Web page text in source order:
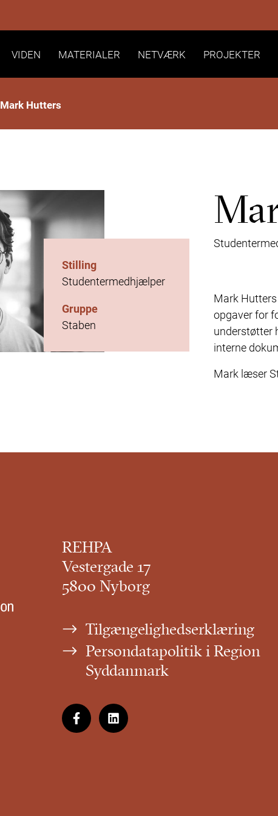
Mark Hutters
Stilling
Studentermedhjælper
Gruppe
Staben
Mark
opgaver for
understøtter
interne
Mark læser
REHPA
Vestergade 17
5800 Nyborg
Tilgængelighedserklæring
Persondatapolitik i Region
Syddanmark
VIDEN MATERIALER NETVÆRK PROJEKTER